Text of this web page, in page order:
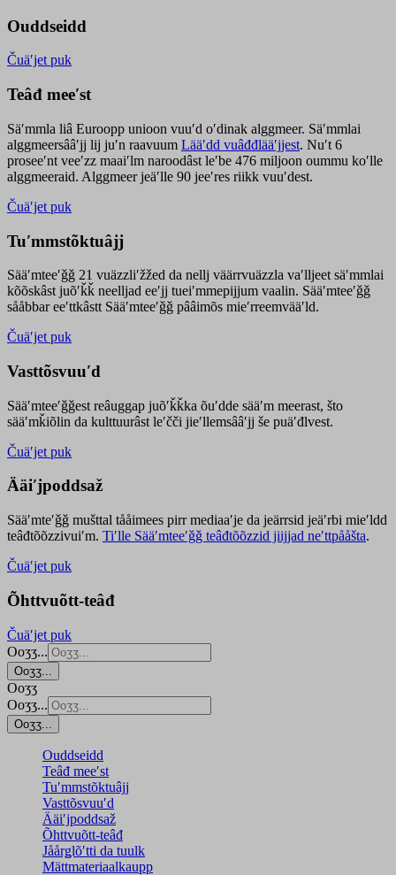
Ouddseidd
Čuäʹjet puk
Teâđ meeʹst
Säʹmmla liâ Euroopp unioon vuuʹd oʹdinak alggmeer. Säʹmmlai
alggmeersââʹjj lij juʹn raavuum Lääʹdd vuâđđlääʹjjest. Nuʹt 6
proseeʹnt veeʹzz maaiʹlm naroodâst leʹbe 476 miljoon oummu koʹlle
alggmeeraid. Alggmeer jeäʹlle 90 jeeʹres riikk vuuʹdest.
Čuäʹjet puk
Tuʹmmstõktuâjj
Sääʹmteeʹǧǧ 21 vuäzzliʹžžed da nellj väärrvuäzzla vaʹlljeet säʹmmlai
kõõskâst juõʹǩǩ neelljad eeʹjj tueiʹmmepijjum vaalin. Sääʹmteeʹǧǧ
sååbbar eeʹttkâstt Sääʹmteeʹǧǧ pââimõs mieʹrreemvääʹld.
Čuäʹjet puk
Vasttõsvuuʹd
Sääʹmteeʹǧǧest reâuggap juõʹǩǩka õuʹdde sääʹm meerast, što
sääʹmǩiõlin da kulttuurâst leʹčči jieʹllemsââʹjj še puäʹđlvest.
Čuäʹjet puk
Ääiʹjpoddsaž
Sääʹmteʹǧǧ mušttal tååimees pirr mediaaʹje da jeärrsid jeäʹrbi mieʹldd
teâđtõõzzivuiʹm. Tiʹlle Sääʹmteeʹǧǧ teâđtõõzzid jiijjad neʹttpååšta.
Čuäʹjet puk
Õhttvuõtt-teâđ
Čuäʹjet puk
Ooʒʒ...
Ooʒʒ...
Ooʒʒ
Ooʒʒ...
Ooʒʒ...
Ouddseidd
Teâđ meeʹst
Tuʹmmstõktuâjj
Vasttõsvuuʹd
Ääiʹjpoddsaž
Õhttvuõtt-teâđ
Jåårǥlõʹtti da tuulk
Mättmateriaalkaupp